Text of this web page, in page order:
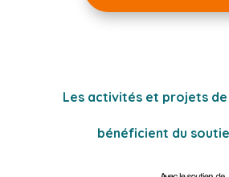
Les activités et projets de
bénéficient du